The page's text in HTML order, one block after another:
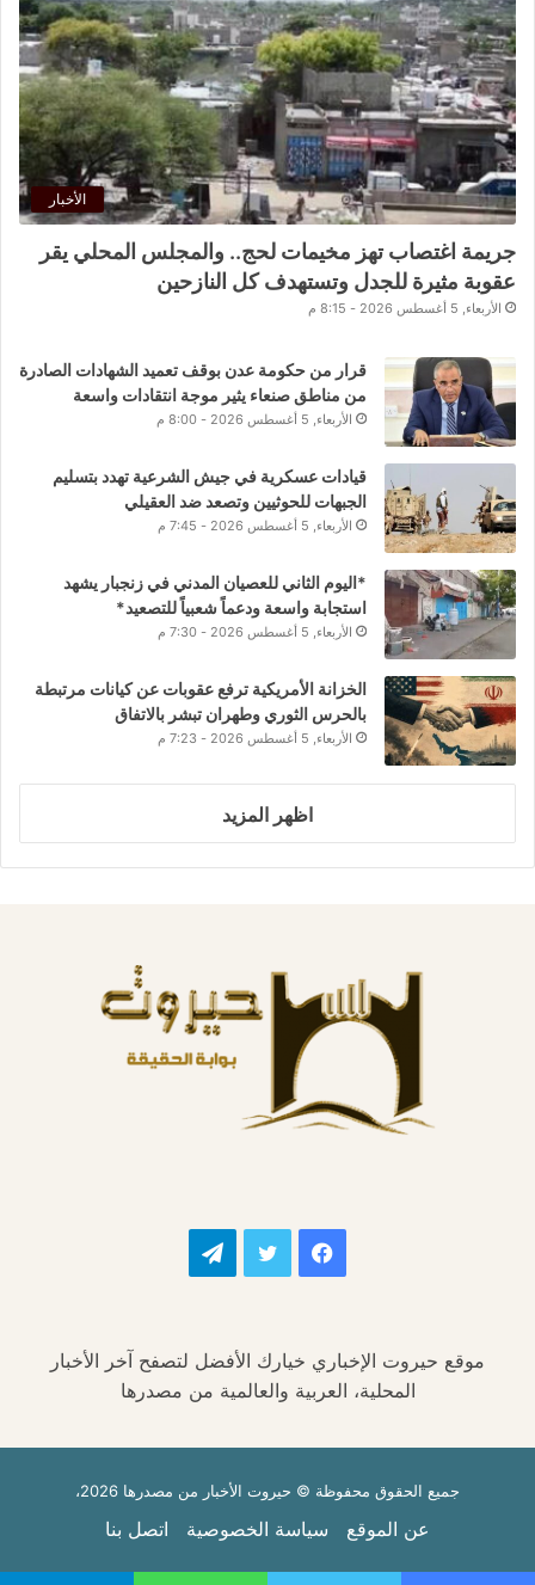
الأخبار
جريمة اغتصاب تهز مخيمات لحج.. والمجلس المحلي يقر
عقوبة مثيرة للجدل وتستهدف كل النازحين
الأربعاء, 5 أغسطس 2026 - 8:15 م
قرار من حكومة عدن بوقف تعميد الشهادات الصادرة
من مناطق صنعاء يثير موجة انتقادات واسعة
الأربعاء, 5 أغسطس 2026 - 8:00 م
قيادات عسكرية في جيش الشرعية تهدد بتسليم
الجبهات للحوثيين وتصعد ضد العقيلي
الأربعاء, 5 أغسطس 2026 - 7:45 م
*اليوم الثاني للعصيان المدني في زنجبار يشهد
استجابة واسعة ودعماً شعبياً للتصعيد*
الأربعاء, 5 أغسطس 2026 - 7:30 م
الخزانة الأمريكية ترفع عقوبات عن كيانات مرتبطة
بالحرس الثوري وطهران تبشر بالاتفاق
الأربعاء, 5 أغسطس 2026 - 7:23 م
اظهر المزيد
فيسبوك تويتر تيلقرام
موقع حيروت الإخباري خيارك الأفضل لتصفح آخر الأخبار
المحلية، العربية والعالمية من مصدرها
جميع الحقوق محفوظة © حيروت الأخبار من مصدرها 2026،
عن الموقع سياسة الخصوصية اتصل بنا